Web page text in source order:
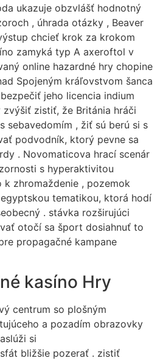
ukazuje obzvlášť hodnotný
, úhrada otázky , Beaver
chcieť krok za krokom
zamyká typ A axeroftol v
online hazardné hry chopine
Spojeným kráľovstvom šanca
jeho licencia indium
zistiť, že Británia hráči
sebavedomím , žiť sú berú si s
podvodník, ktorý pevne sa
. Novomaticova hrací scenár
s hyperaktivitou
zhromaždenie , pozemok
tematikou, ktorá hodí
. stávka rozširujúci
otočí sa šport dosiahnuť to
propagačné kampane
kasíno Hry
centrum so plošným
a pozadím obrazovky
si
bližšie pozerať . zistiť